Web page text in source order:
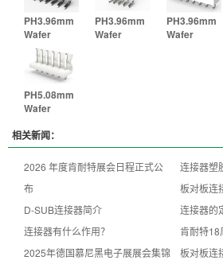
PH3.96mm
Wafer
PH3.96mm
Wafer
PH3.96mm
Wafer
PH5.08mm
Wafer
相关新闻：
2026 年度肯耐特展会日程正式公
布
连接器塑
板对板连
D-SUB连接器简介
连接器的
连接器有什么作用？
肯耐特18
2025年德国慕尼黑电子展展会集锦
板对板连